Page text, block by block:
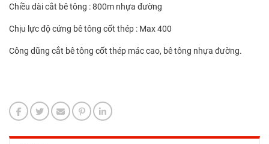
Chiều dài cắt bê tông : 800m nhựa đường
Chịu lực độ cứng bê tông cốt thép : Max 400
Công dũng cắt bê tông cốt thép mác cao, bê tông nhựa đường.